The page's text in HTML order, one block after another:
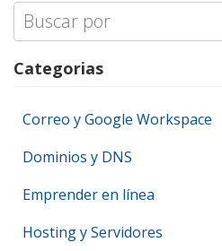
Search
for:
Categorias
Correo y Google Workspace
Dominios y DNS
Emprender en línea
Hosting y Servidores